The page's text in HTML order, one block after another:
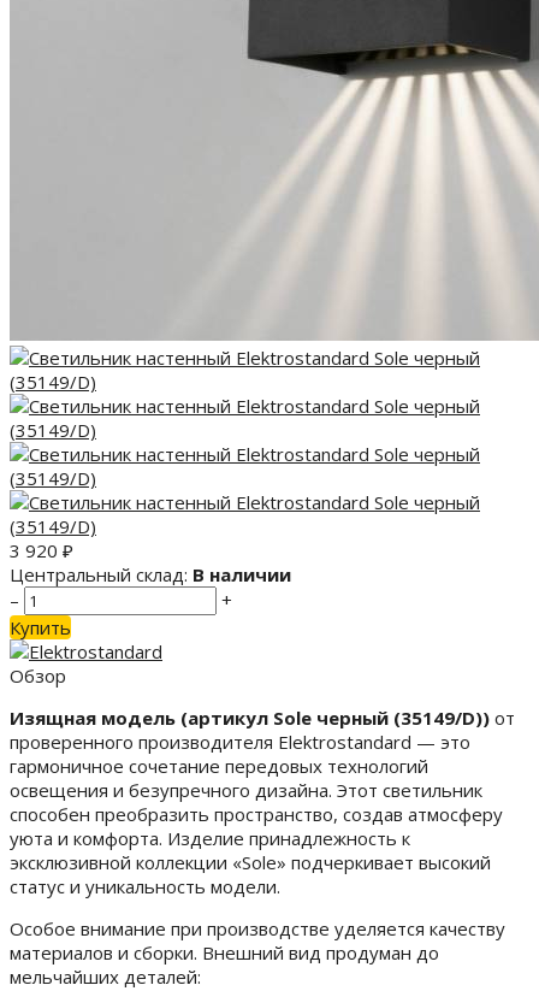
3 920 ₽
Центральный склад: В наличии
–
+
Купить
Обзор
Изящная модель (артикул Sole черный (35149/D)) от
проверенного производителя Elektrostandard — это
гармоничное сочетание передовых технологий
освещения и безупречного дизайна. Этот светильник
способен преобразить пространство, создав атмосферу
уюта и комфорта. Изделие принадлежность к
эксклюзивной коллекции «Sole» подчеркивает высокий
статус и уникальность модели.
Особое внимание при производстве уделяется качеству
материалов и сборки. Внешний вид продуман до
мельчайших деталей: